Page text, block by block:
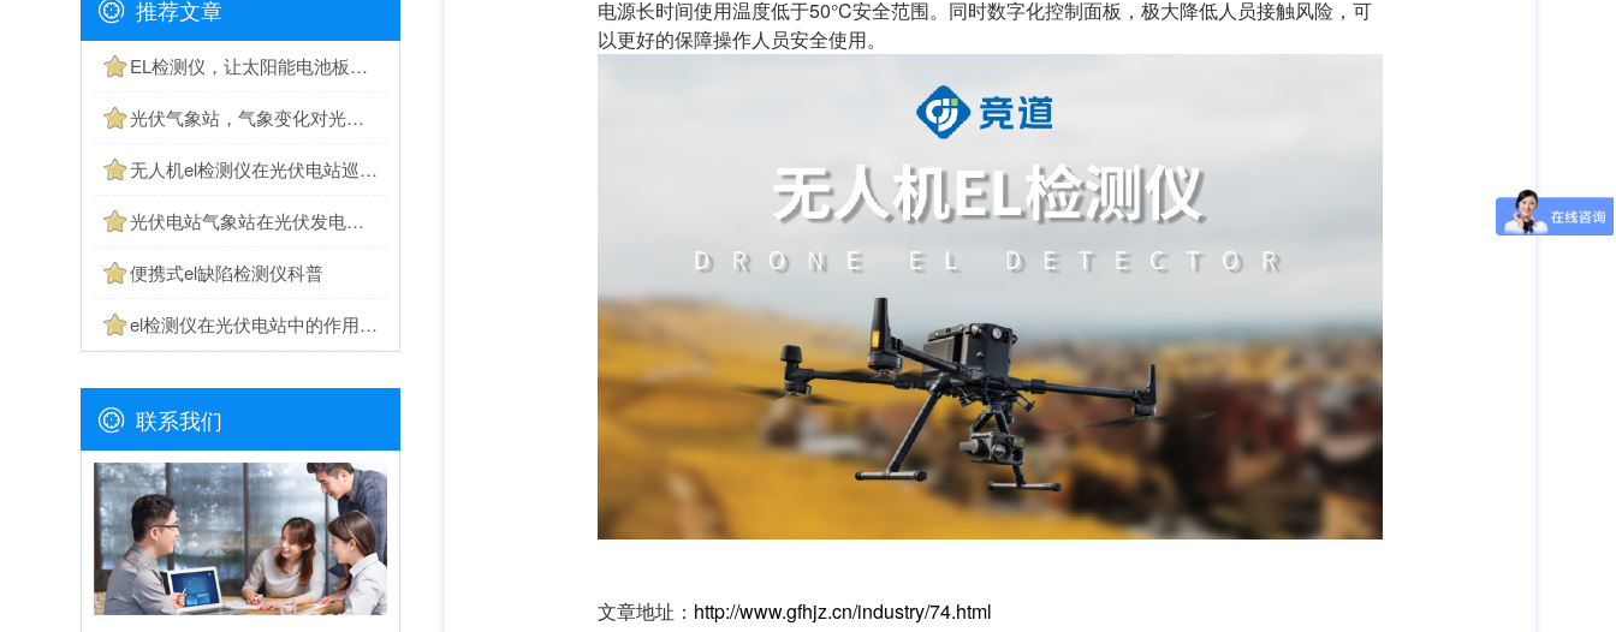
推荐文章
EL检测仪，让太阳能电池板隐裂缺陷无所遁形
光伏气象站，气象变化对光伏发电的影响
无人机el检测仪在光伏电站巡检中的作用
光伏电站气象站在光伏发电中的多种应用
便携式el缺陷检测仪科普
el检测仪在光伏电站中的作用有哪些
联系我们
电源长时间使⽤温度低于50°C安全范围。同时数字化控制⾯板，极⼤降低⼈员接触风险，可
以更好的保障操作⼈员安全使⽤。
文章地址： http://www.gfhjz.cn/industry/74.html